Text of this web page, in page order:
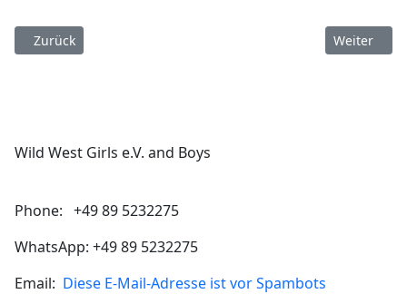
Vorheriger Beitrag: Cancan Operette
Zurück Nächster
Weiter
Wild West Girls e.V. and Boys
Phone: +49 89 5232275
WhatsApp: +49 89 5232275
Email: Diese E-Mail-Adresse ist vor Spambots